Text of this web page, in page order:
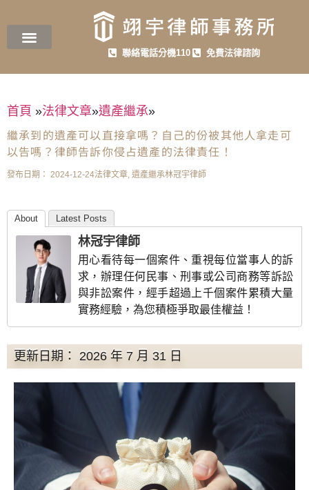
聯絡電話分機110 免費法律諮詢
首頁 »法律文章»遺產繼承»
繼承到的遺產可以直接拿嗎？自己的份被其他人拿走可
以告嗎？律師告訴你侵占遺產的法律責任！
發布日期： 2024-12-24法律文章, 遺產繼承林冠宇律師
About Latest Posts
林冠宇律師
用心看待每一個案件、重視每位當事人的訴
求，辦理任何民事、刑事或公司商務等訴訟
與非訟案件，經手超過上千個案件累積大量
實務經驗，為您積極爭取最佳權益！
更新日期： 2026 年 7 月 31 日